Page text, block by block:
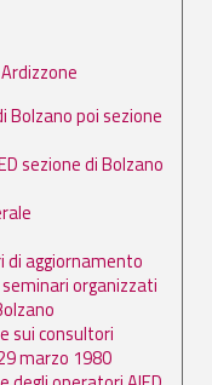
Bolzano poi sezione
sezione di Bolzano
di aggiornamento
seminari organizzati
sui consultori
marzo 1980